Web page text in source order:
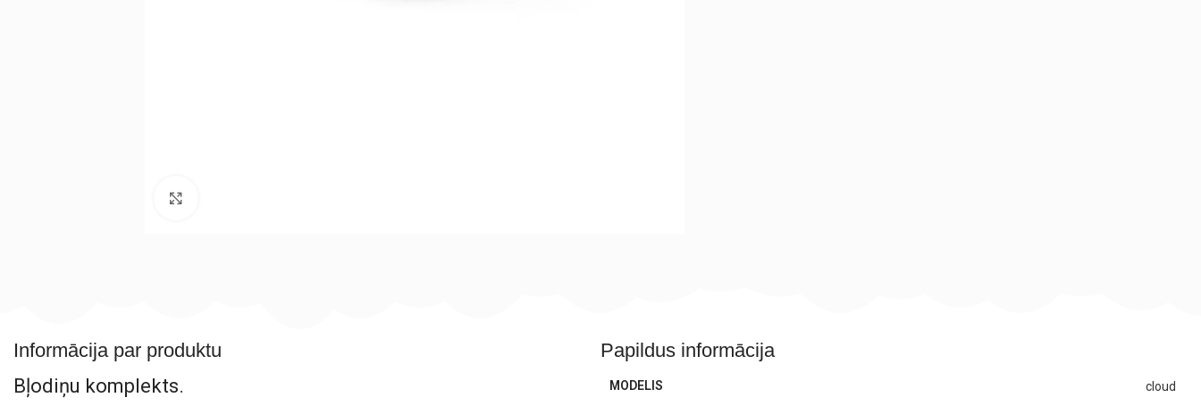
Informācija par produktu
Bļodiņu komplekts.
Papildus informācija
MODELIS cloud